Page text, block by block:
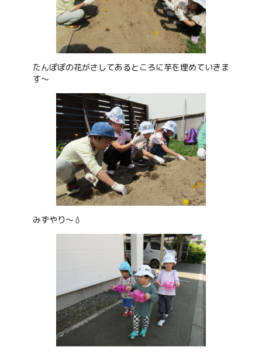
たんぽぽの花がさしてあるところに芋を埋めていきま
す～
みずやり～💧